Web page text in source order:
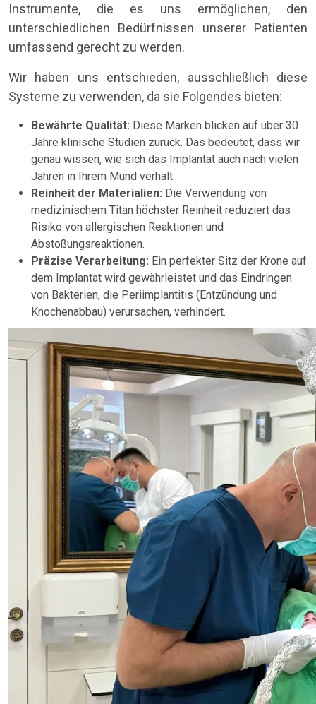
Instrumente, die es uns ermöglichen, den
unterschiedlichen Bedürfnissen unserer Patienten
umfassend gerecht zu werden.
Wir haben uns entschieden, ausschließlich diese
Systeme zu verwenden, da sie Folgendes bieten:
Bewährte Qualität: Diese Marken blicken auf über 30
Jahre klinische Studien zurück. Das bedeutet, dass wir
genau wissen, wie sich das Implantat auch nach vielen
Jahren in Ihrem Mund verhält.
Reinheit der Materialien: Die Verwendung von
medizinischem Titan höchster Reinheit reduziert das
Risiko von allergischen Reaktionen und
Abstoßungsreaktionen.
Präzise Verarbeitung: Ein perfekter Sitz der Krone auf
dem Implantat wird gewährleistet und das Eindringen
von Bakterien, die Periimplantitis (Entzündung und
Knochenabbau) verursachen, verhindert.